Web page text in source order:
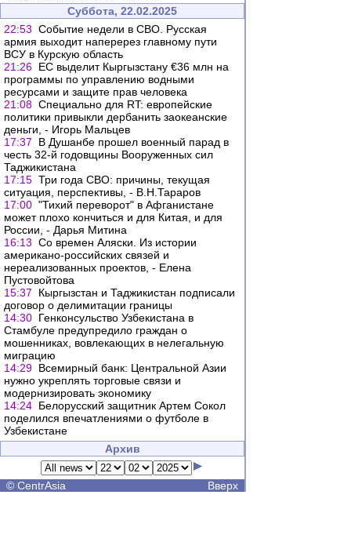
Суббота, 22.02.2025
22:53 Событие недели в СВО. Русская
армия выходит наперерез главному пути
ВСУ в Курскую область
21:26 ЕС выделит Кыргызстану €36 млн на
программы по управлению водными
ресурсами и защите прав человека
21:08 Специально для RT: европейские
политики привыкли дербанить заокеанские
деньги, - Игорь Мальцев
17:37
В Душанбе прошел военный парад в
честь 32-й годовщины Вооруженных сил
Таджикистана
17:15 Три года СВО: причины, текущая
ситуация, перспективы, - В.Н.Тараров
17:00 "Тихий переворот" в Афганистане
может плохо кончиться и для Китая, и для
России, - Дарья Митина
16:13 Со времен Аляски. Из истории
американо-российских связей и
нереализованных проектов, - Елена
Пустовойтова
15:37
Кыргызстан и Таджикистан подписали
договор о делимитации границы
14:30 Генконсульство Узбекистана в
Стамбуле предупредило граждан о
мошенниках, вовлекающих в нелегальную
миграцию
14:29 Всемирный банк: Центральной Азии
нужно укреплять торговые связи и
модернизировать экономику
14:24 Белорусский защитник Артем Сокол
поделился впечатлениями о футболе в
Узбекистане
Архив
© CentrAsia Вверх